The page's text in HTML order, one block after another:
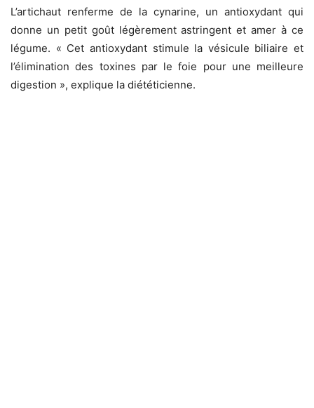
L’artichaut renferme de la cynarine, un antioxydant qui
donne un petit goût légèrement astringent et amer à ce
légume. « Cet antioxydant stimule la vésicule biliaire et
l’élimination des toxines par le foie pour une meilleure
digestion », explique la diététicienne.